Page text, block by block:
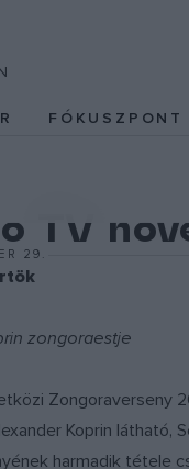
FÓKUSZPONT
TV
29.
zongoraestje
Koprin látható,
harmadik tétele